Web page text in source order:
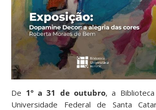
De 1º a 31 de outubro, a
Universidade Federal de Santa